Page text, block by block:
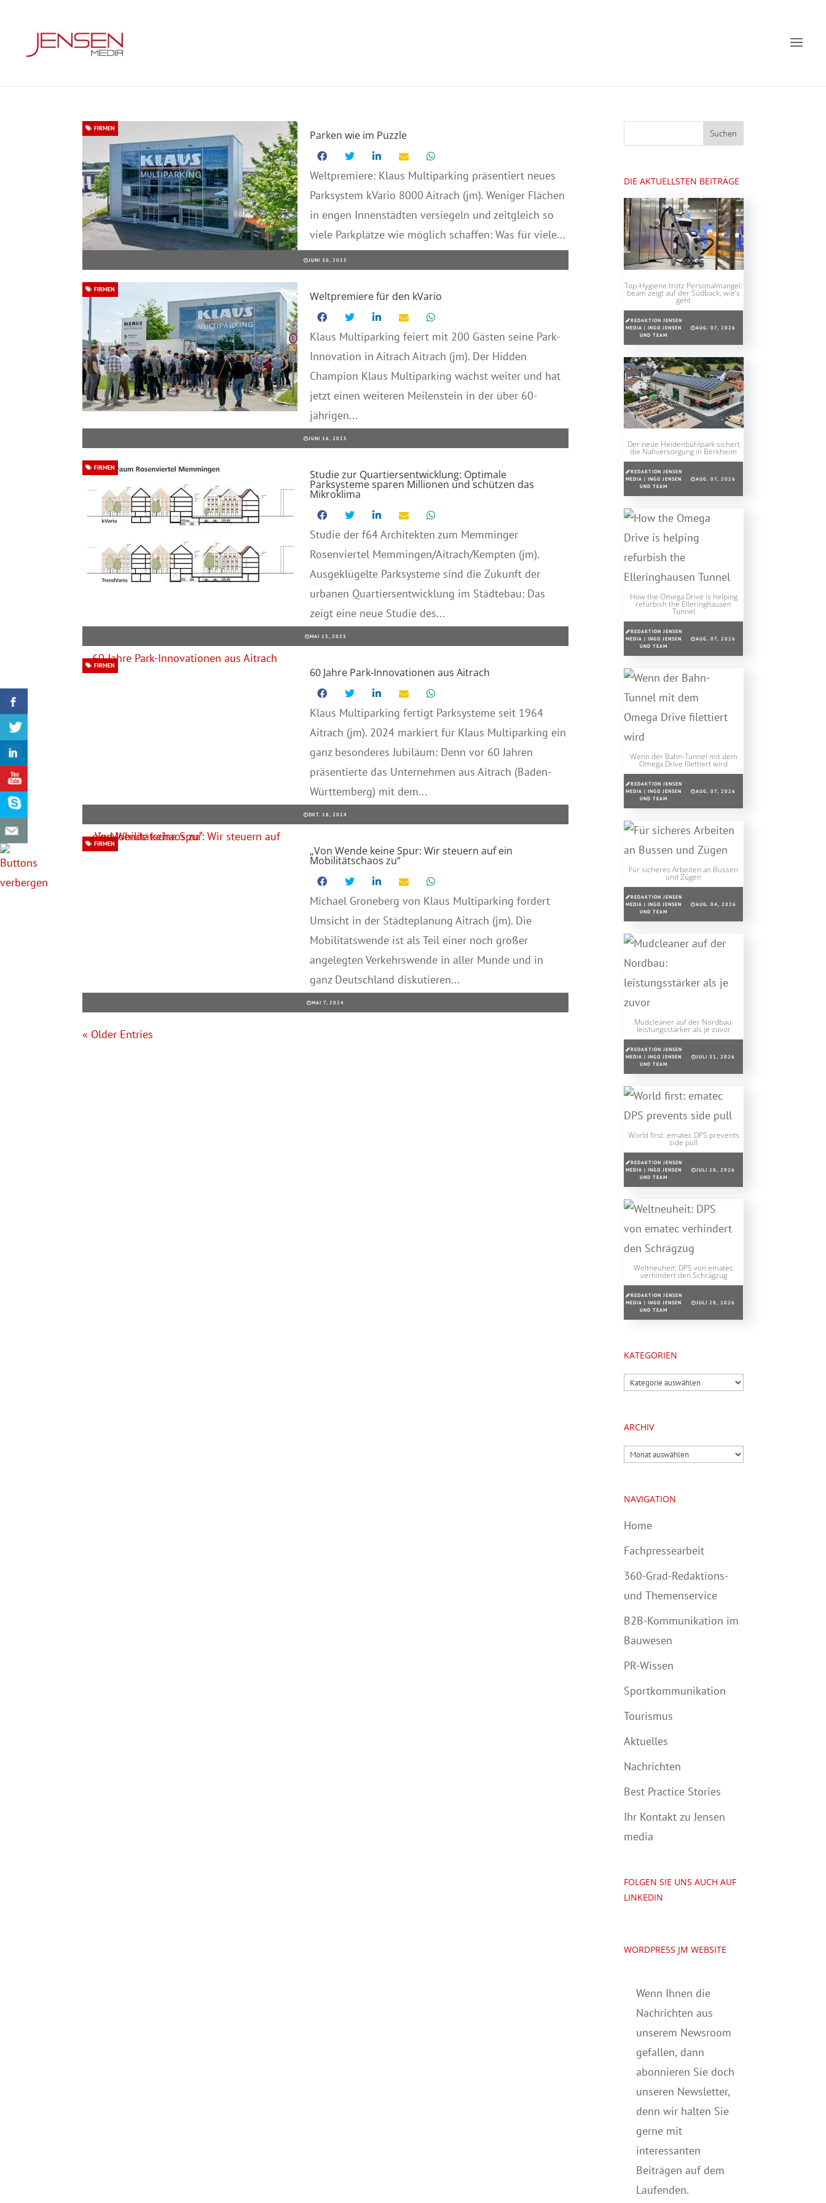
Parken wie im Puzzle
FIRMEN
Weltpremiere: Klaus Multiparking präsentiert neues
Parksystem kVario 8000 Aitrach (jm). Weniger Flächen
in engen Innenstädten versiegeln und zeitgleich so
viele Parkplätze wie möglich schaffen: Was für viele...
JUNI 30, 2025
Weltpremiere für den kVario
FIRMEN
Klaus Multiparking feiert mit 200 Gästen seine Park-
Innovation in Aitrach Aitrach (jm). Der Hidden
Champion Klaus Multiparking wächst weiter und hat
jetzt einen weiteren Meilenstein in der über 60-
jährigen...
JUNI 16, 2025
Studie zur Quartiersentwicklung: Optimale
Parksysteme sparen Millionen und schützen das
Mikroklima
FIRMEN
Studie der f64 Architekten zum Memminger
Rosenviertel Memmingen/Aitrach/Kempten (jm).
Ausgeklügelte Parksysteme sind die Zukunft der
urbanen Quartiersentwicklung im Städtebau: Das
zeigt eine neue Studie des...
MAI 15, 2025
60 Jahre Park-Innovationen aus Aitrach
FIRMEN
Klaus Multiparking fertigt Parksysteme seit 1964
Aitrach (jm). 2024 markiert für Klaus Multiparking ein
ganz besonderes Jubiläum: Denn vor 60 Jahren
präsentierte das Unternehmen aus Aitrach (Baden-
Württemberg) mit dem...
OKT. 18, 2024
„Von Wende keine Spur: Wir steuern auf ein
Mobilitätschaos zu“
FIRMEN
Michael Groneberg von Klaus Multiparking fordert
Umsicht in der Städteplanung Aitrach (jm). Die
Mobilitätswende ist als Teil einer noch größer
angelegten Verkehrswende in aller Munde und in
ganz Deutschland diskutieren...
MAI 7, 2024
« Older Entries
DIE AKTUELLSTEN BEITRÄGE
Top-Hygiene trotz Personalmangel:
beam zeigt auf der Südback, wie’s
geht
REDAKTION JENSEN
MEDIA | INGO JENSEN
UND TEAM
AUG. 07, 2026
Der neue Heidenbühlpark sichert
die Nahversorgung in Berkheim
REDAKTION JENSEN
MEDIA | INGO JENSEN
UND TEAM
AUG. 07, 2026
How the Omega Drive is helping
refurbish the Elleringhausen
Tunnel
REDAKTION JENSEN
MEDIA | INGO JENSEN
UND TEAM
AUG. 07, 2026
Wenn der Bahn-Tunnel mit dem
Omega Drive filettiert wird
REDAKTION JENSEN
MEDIA | INGO JENSEN
UND TEAM
AUG. 07, 2026
Für sicheres Arbeiten an Bussen
und Zügen
REDAKTION JENSEN
MEDIA | INGO JENSEN
UND TEAM
AUG. 04, 2026
Mudcleaner auf der Nordbau:
leistungsstärker als je zuvor
REDAKTION JENSEN
MEDIA | INGO JENSEN
UND TEAM
JULI 31, 2026
World first: ematec DPS prevents
side pull
REDAKTION JENSEN
MEDIA | INGO JENSEN
UND TEAM
JULI 28, 2026
Weltneuheit: DPS von ematec
verhindert den Schrägzug
REDAKTION JENSEN
MEDIA | INGO JENSEN
UND TEAM
JULI 28, 2026
KATEGORIEN
Kategorien
ARCHIV
Archiv
NAVIGATION
Home
Fachpressearbeit
360-Grad-Redaktions-
und Themenservice
B2B-Kommunikation im
Bauwesen
PR-Wissen
Sportkommunikation
Tourismus
Aktuelles
Nachrichten
Best Practice Stories
Ihr Kontakt zu Jensen
media
FOLGEN SIE UNS AUCH AUF
LINKEDIN
WORDPRESS JM WEBSITE
Wenn Ihnen die
Nachrichten aus
unserem Newsroom
gefallen, dann
abonnieren Sie doch
unseren Newsletter,
denn wir halten Sie
gerne mit
interessanten
Beiträgen auf dem
Laufenden.